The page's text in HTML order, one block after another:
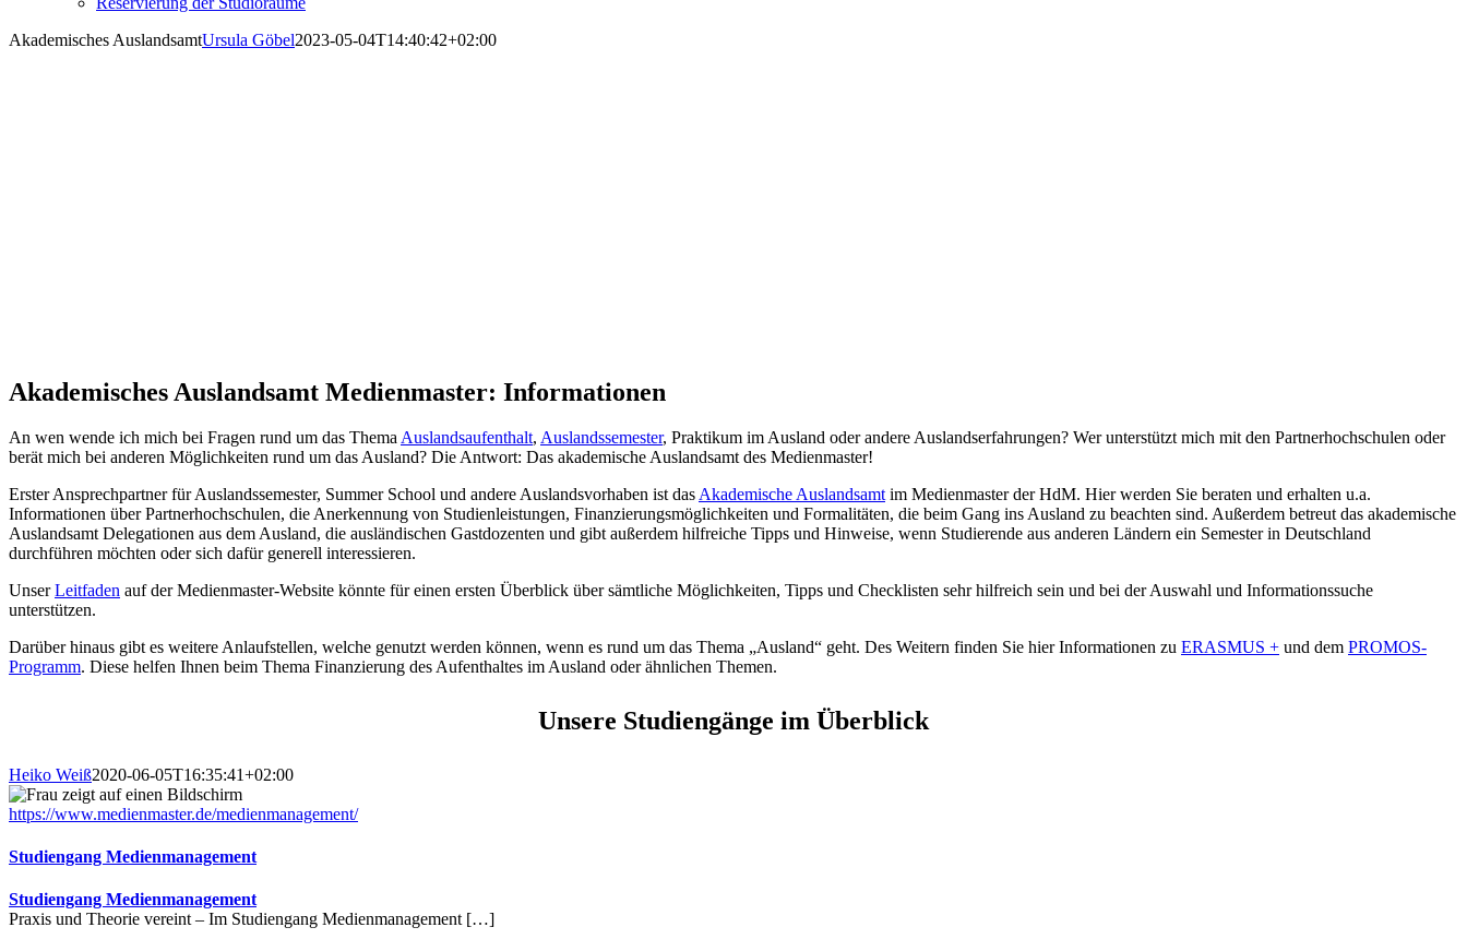
Akademisches AuslandsamtUrsula Göbel2023-05-04T14:40:42+02:00
Akademisches Auslandsamt Medienmaster: Informationen
An wen wende ich mich bei Fragen rund um das Thema Auslandsaufenthalt, Auslandssemester, Praktikum im Ausland oder andere Auslandserfahrungen? Wer unterstützt mich mit den Partnerhochschulen oder
berät mich bei anderen Möglichkeiten rund um das Ausland? Die Antwort: Das akademische Auslandsamt des Medienmaster!
Erster Ansprechpartner für Auslandssemester, Summer School und andere Auslandsvorhaben ist das Akademische Auslandsamt im Medienmaster der HdM. Hier werden Sie beraten und erhalten u.a.
Informationen über Partnerhochschulen, die Anerkennung von Studienleistungen, Finanzierungsmöglichkeiten und Formalitäten, die beim Gang ins Ausland zu beachten sind. Außerdem betreut das akademische
Auslandsamt Delegationen aus dem Ausland, die ausländischen Gastdozenten und gibt außerdem hilfreiche Tipps und Hinweise, wenn Studierende aus anderen Ländern ein Semester in Deutschland
durchführen möchten oder sich dafür generell interessieren.
UnserLeitfaden auf der Medienmaster-Website könnte für einen ersten Überblick über sämtliche Möglichkeiten, Tipps und Checklisten sehr hilfreich sein und bei der Auswahl und Informationssuche
unterstützen.
Darüber hinaus gibt es weitere Anlaufstellen, welche genutzt werden können, wenn es rund um das Thema „Ausland“ geht. Des Weitern finden Sie hier Informationen zu ERASMUS + und dem PROMOS-
Programm. Diese helfen Ihnen beim Thema Finanzierung des Aufenthaltes im Ausland oder ähnlichen Themen.
Unsere Studiengänge im Überblick
Heiko Weiß2020-06-05T16:35:41+02:00
https://www.medienmaster.de/medienmanagement/
Studiengang Medienmanagement
Studiengang Medienmanagement
Praxis und Theorie vereint – Im Studiengang Medienmanagement […]